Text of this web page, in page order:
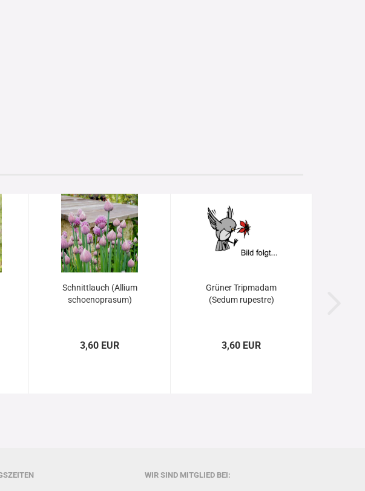
Schnittlauch (Allium
schoenoprasum)
3,60 EUR
Grüner Tripmadam
(Sedum rupestre)
3,60 EUR
WIR SIND MITGLIED BEI: